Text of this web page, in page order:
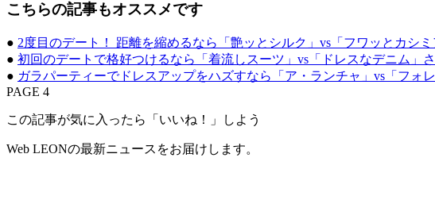
こちらの記事もオススメです
● 2度目のデート！ 距離を縮めるなら「艶ッとシルク」vs「フワッとカシ
● 初回のデートで格好つけるなら「着流しスーツ」vs「ドレスなデニム」
● ガラパーティーでドレスアップをハズすなら「ア・ランチャ」vs「フォ
PAGE 4
この記事が気に入ったら「いいね！」しよう
Web LEONの最新ニュースをお届けします。